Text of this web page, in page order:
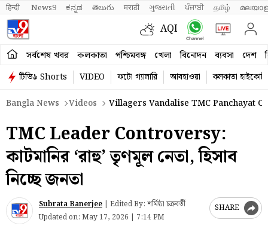
हिन्दी News9 ಕನ್ನಡ తెలుగు मराठी ગુજરાતી ਪੰਜਾਬੀ தமிழ்
AQI
সর্বশেষ খবর কলকাতা পশ্চিমবঙ্গ খেলা বিনোদন ব্যবসা দেশ
টিভি৯ Shorts VIDEO ফটো গ্যালারি আবহাওয়া
কলকাতা হাইকোর্ট
Bangla News
Videos Villagers Vandalise TMC Panchayat
TMC Leader Controversy:
কাটমানির ‘রাহু’ তৃণমূল নেতা, হিসাব
নিচ্ছে জনতা
Subrata Banerjee | Edited By: শর্মিষ্ঠা চক্রবর্তী
Updated on: May 17, 2026 | 7:14 PM
SHARE